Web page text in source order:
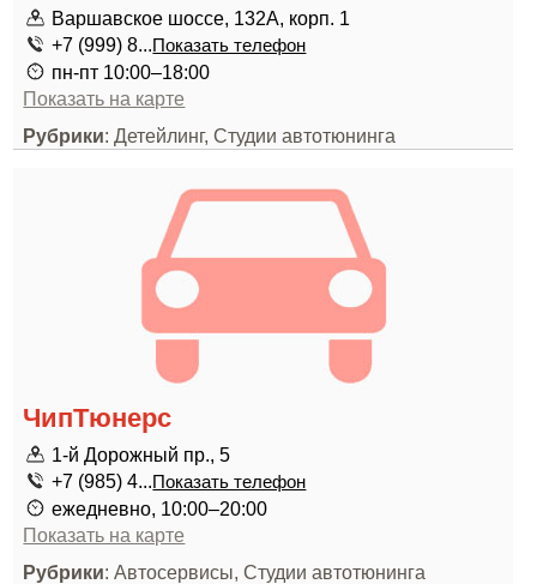
Варшавское шоссе, 132А, корп. 1
+7 (999) 8...Показать телефон
пн-пт 10:00–18:00
Показать на карте
Рубрики: Детейлинг, Студии автотюнинга
ЧипТюнерс
1-й Дорожный пр., 5
+7 (985) 4...Показать телефон
ежедневно, 10:00–20:00
Показать на карте
Рубрики: Автосервисы, Студии автотюнинга